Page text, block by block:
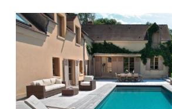
Installation
membrane
piscine
béton